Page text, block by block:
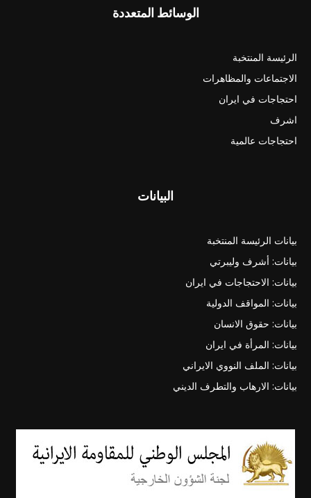
الوسائط المتعددة
الرئيسة المنتخبة
الاجتماعات والمظاهرات
احتجاجات في ايران
اشرف
احتجاجات عالمية
البيانات
بيانات الرئيسة المنتخبة
بيانات: أشرف وليبرتي
بيانات: الاحتجاجات في ايران
بيانات: المواقف الدولية
بيانات: حقوق الانسان
بيانات: المرأة في ايران
بيانات: الملف النووي الايراني
بيانات: الارهاب والتطرف الديني